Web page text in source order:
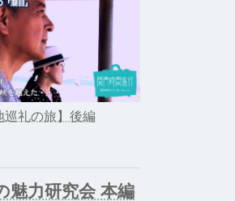
巡礼の旅】後編
魅力研究会 本編